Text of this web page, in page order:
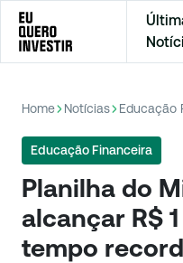
Home Notícias Educação
Educação Financeira
Planilha do
alcançar R$
tempo